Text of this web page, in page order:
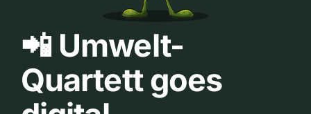
📲 Umwelt-
Quartett goes